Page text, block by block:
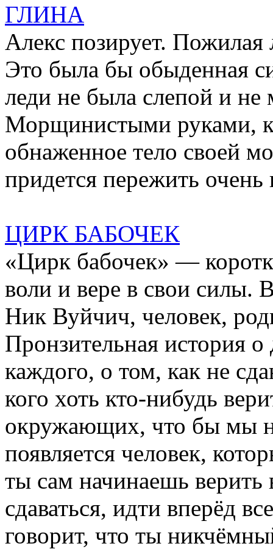
ГЛИНА
Алекс позирует. Пожилая
Это была бы обыденная
леди не была слепой и не
Морщинистыми руками,
обнаженное тело своей
придется пережить
ЦИРК БАБОЧЕК
«Цирк бабочек» —
воли и вере в свои силы.
Ник Вуйчич, человек,
Пронзительная история
каждого, о том, как не
кого хоть кто-нибудь
окружающих, что бы мы
появляется человек,
ты сам начинаешь
сдаваться, идти вперёд
говорит, что ты